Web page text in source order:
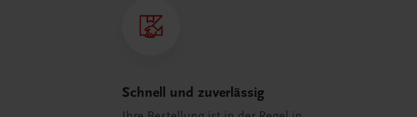
Schnell und zuverlässig